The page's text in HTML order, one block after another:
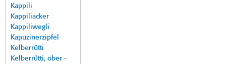
Kappili
Kappiliacker
Kappiliwegli
Kapuzinerzipfel
Kelberrütti
Kelberrütti, ober -